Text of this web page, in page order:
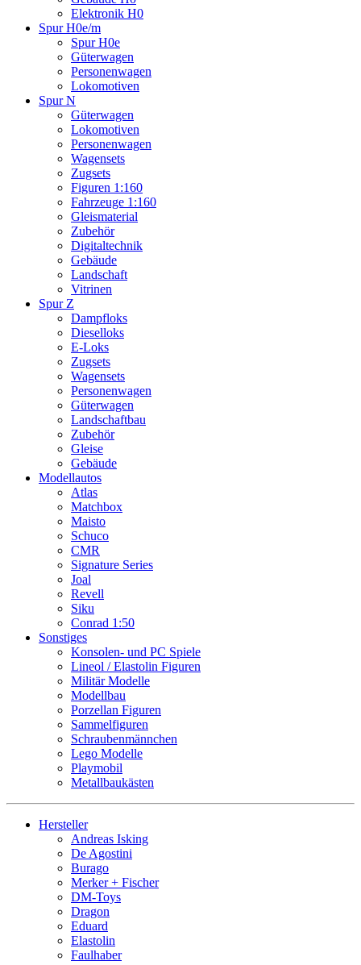
Elektronik H0
Spur H0e/m
Spur H0e
Güterwagen
Personenwagen
Lokomotiven
Spur N
Güterwagen
Lokomotiven
Personenwagen
Wagensets
Zugsets
Figuren 1:160
Fahrzeuge 1:160
Gleismaterial
Zubehör
Digitaltechnik
Gebäude
Landschaft
Vitrinen
Spur Z
Dampfloks
Dieselloks
E-Loks
Zugsets
Wagensets
Personenwagen
Güterwagen
Landschaftbau
Zubehör
Gleise
Gebäude
Modellautos
Atlas
Matchbox
Maisto
Schuco
CMR
Signature Series
Joal
Revell
Siku
Conrad 1:50
Sonstiges
Konsolen- und PC Spiele
Lineol / Elastolin Figuren
Militär Modelle
Modellbau
Porzellan Figuren
Sammelfiguren
Schraubenmännchen
Lego Modelle
Playmobil
Metallbaukästen
Hersteller
Andreas Isking
De Agostini
Burago
Merker + Fischer
DM-Toys
Dragon
Eduard
Elastolin
Faulhaber